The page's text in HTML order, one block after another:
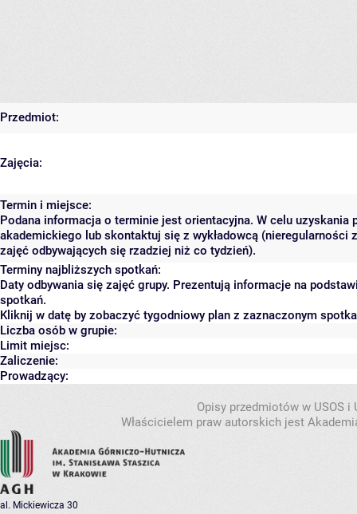
Przedmiot:
Zajęcia:
Termin i miejsce:
Podana informacja o terminie jest orientacyjna. W celu
akademickiego lub skontaktuj się z wykładowcą (nieregularności
zajęć odbywających się rzadziej niż co tydzień).
Terminy najbliższych spotkań:
Daty odbywania się zajęć grupy. Prezentują informacje na
spotkań.
Kliknij w datę by zobaczyć tygodniowy plan z zaznaczonym
Liczba osób w grupie:
Limit miejsc:
Zaliczenie:
Prowadzący:
Opisy przedmiotów w USOS
Właścicielem praw autorskich jest
al. Mickiewicza 30